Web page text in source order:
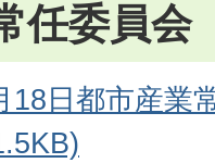
任委員会
18日都市産業